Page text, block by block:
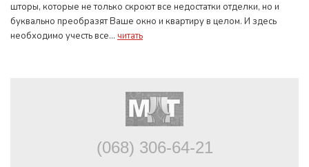
шторы, которые не только скроют все недостатки отделки, но и
буквально преобразят Ваше окно и квартиру в целом. И здесь
необходимо учесть все... читать
(068) 306-64-21